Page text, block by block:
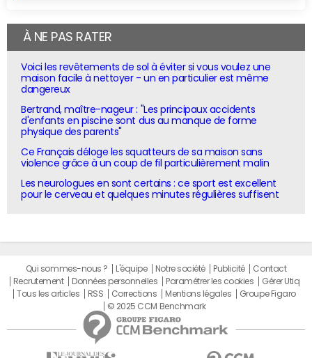
À NE PAS RATER
Voici les revêtements de sol à éviter si vous voulez une
maison facile à nettoyer - un en particulier est même
dangereux
Bertrand, maître-nageur : "Les principaux accidents
d'enfants en piscine sont dus au manque de forme
physique des parents"
Ce Français déloge les squatteurs de sa maison sans
violence grâce à un coup de fil particulièrement malin
Les neurologues en sont certains : ce sport est excellent
pour le cerveau et quelques minutes régulières suffisent
Qui sommes-nous ? L'équipe Notre société Publicité
Contact
Recrutement
Données personnelles Paramétrer les cookies
Gérer Utiq
Tous les articles
RSS Corrections Mentions légales
Groupe Figaro
© 2025 CCM Benchmark